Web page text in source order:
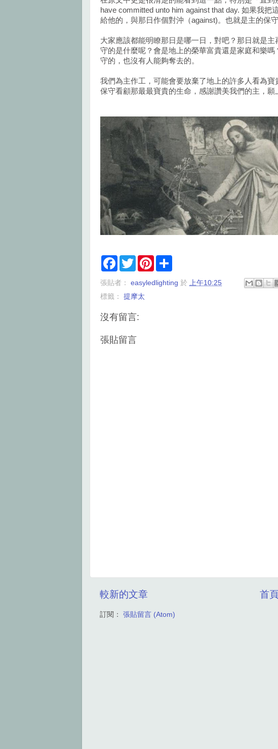
have committed unto him against that day. 如果我
給他的，與那日作個對沖（against)。也就是主的保
大家應該都能明瞭那日是哪一日，對吧？那日就是
守的是什麼呢？會是地上的榮華富貴還是家庭和樂
守的，也沒有人能夠奪去的。
我們為主作工，可能會要放棄了地上的許多人看為
保守看顧那最最寶貴的生命，感謝讚美我們的主，願
F
e
o
k
T
w
t
e
P
t
r
張貼者： easyledlighting 於
上午10:25
標籤： 提摩太
沒有留言:
張貼留言
較新的文章 首頁
訂閱： 張貼留言 (Atom)